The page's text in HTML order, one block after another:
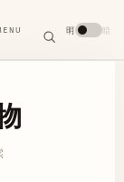
索 搜
明 暗